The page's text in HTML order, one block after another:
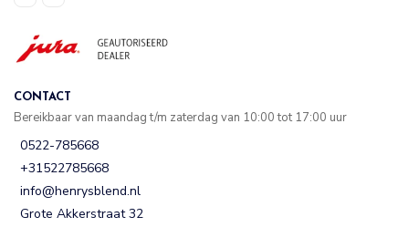
CONTACT
Bereikbaar van maandag t/m zaterdag van 10:00 tot 17:00 uur
0522-785668
+31522785668
info@henrysblend.nl
Grote Akkerstraat 32